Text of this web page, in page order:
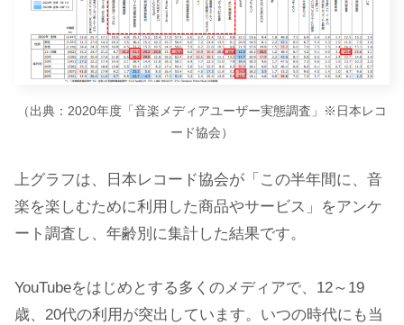
（出典：2020年度「音楽メディアユーザー実態調査」※日本レコ
ード協会）
上グラフは、日本レコード協会が「この半年間に、音
楽を楽しむために利用した商品やサービス」をアンケ
ート調査し、年齢別に集計した結果です。
YouTubeをはじめとする多くのメディアで、12～19
歳、20代の利用が突出しています。いつの時代にも当